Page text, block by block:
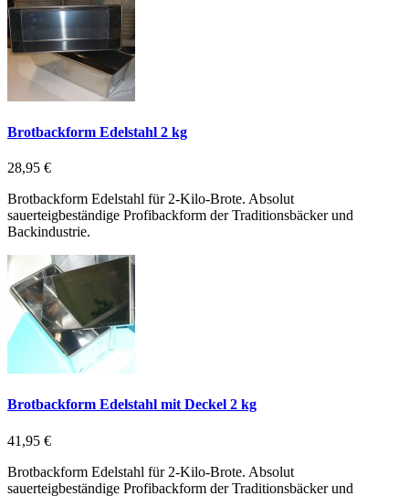
Brotbackform Edelstahl 2 kg
28,95 €
Brotbackform Edelstahl für 2-Kilo-Brote. Absolut
sauerteigbeständige Profibackform der Traditionsbäcker und
Backindustrie.
Brotbackform Edelstahl mit Deckel 2 kg
41,95 €
Brotbackform Edelstahl für 2-Kilo-Brote. Absolut
sauerteigbeständige Profibackform der Traditionsbäcker und